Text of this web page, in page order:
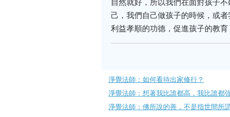
自然就好，所以我們在面對孩子
己，我們自己做孩子的時候，或
利益孝順的功德，促進孩子的教
淨覺法師：如何看待出家修行？
淨覺法師：想著我比誰都高，我比誰都
淨覺法師：佛所說的善，不是指世間所